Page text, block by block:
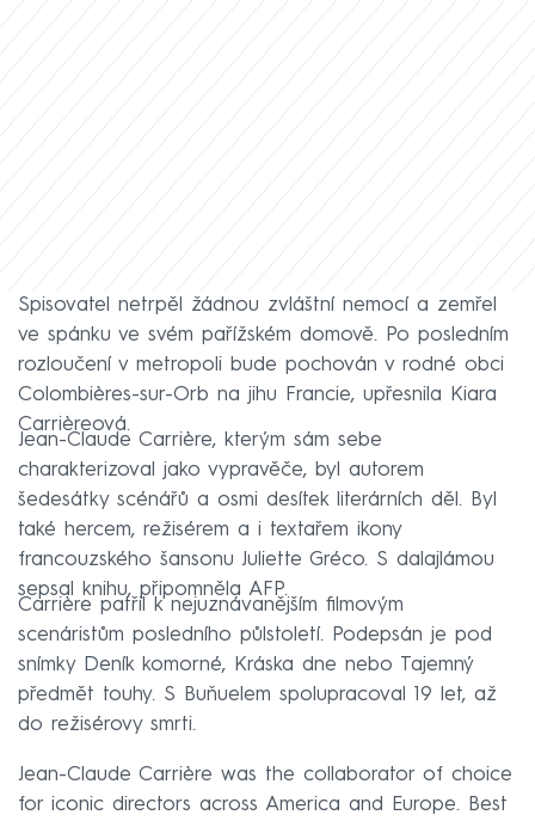
Spisovatel netrpěl žádnou zvláštní nemocí a zemřel
ve spánku ve svém pařížském domově. Po posledním
rozloučení v metropoli bude pochován v rodné obci
Colombières-sur-Orb na jihu Francie, upřesnila Kiara
Carrièreová.
Jean-Claude Carrière, kterým sám sebe
charakterizoval jako vypravěče, byl autorem
šedesátky scénářů a osmi desítek literárních děl. Byl
také hercem, režisérem a i textařem ikony
francouzského šansonu Juliette Gréco. S dalajlámou
sepsal knihu, připomněla AFP.
Carrière patřil k nejuznávanějším filmovým
scenáristům posledního půlstoletí. Podepsán je pod
snímky Deník komorné, Kráska dne nebo Tajemný
předmět touhy. S Buňuelem spolupracoval 19 let, až
do režisérovy smrti.
Jean-Claude Carrière was the collaborator of choice
for iconic directors across America and Europe. Best